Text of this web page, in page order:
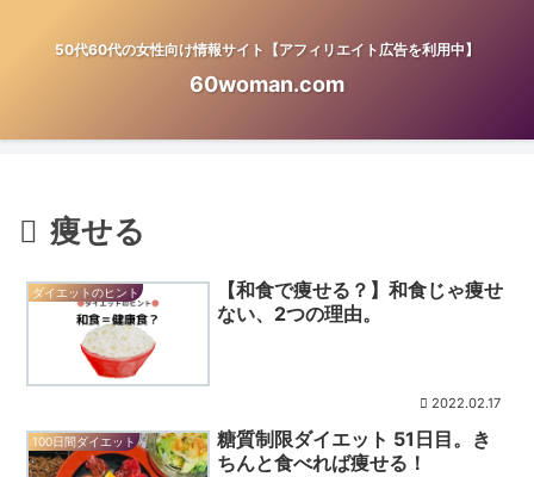
50代60代の女性向け情報サイト【アフィリエイト広告を利用中】
60woman.com
痩せる
ダイエットのヒント
【和食で痩せる？】和食じゃ痩せ
ない、2つの理由。
2022.02.17
100日間ダイエット
糖質制限ダイエット 51日目。き
ちんと食べれば痩せる！